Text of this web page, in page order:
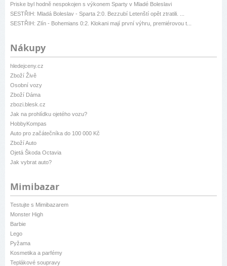
Priske byl hodně nespokojen s výkonem Sparty v Mladé Boleslavi
SESTŘIH: Mladá Boleslav - Sparta 2:0. Bezzubí Letenští opět ztratili. ...
SESTŘIH: Zlín - Bohemians 0:2. Klokani mají první výhru, premiérovou t...
Nákupy
hledejceny.cz
Zboží Živě
Osobní vozy
Zboží Dáma
zbozi.blesk.cz
Jak na prohlídku ojetého vozu?
HobbyKompas
Auto pro začátečníka do 100 000 Kč
Zboží Auto
Ojetá Škoda Octavia
Jak vybrat auto?
Mimibazar
Testujte s Mimibazarem
Monster High
Barbie
Lego
Pyžama
Kosmetika a parfémy
Teplákové soupravy